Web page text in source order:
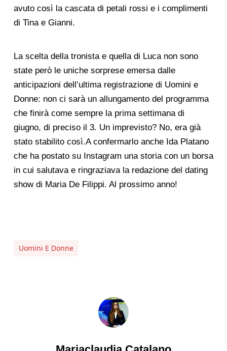
avuto così la cascata di petali rossi e i complimenti
di Tina e Gianni.
La scelta della tronista e quella di Luca non sono
state però le uniche sorprese emersa dalle
anticipazioni dell’ultima registrazione di Uomini e
Donne: non ci sarà un allungamento del programma
che finirà come sempre la prima settimana di
giugno, di preciso il 3. Un imprevisto? No, era già
stato stabilito così.A confermarlo anche Ida Platano
che ha postato su Instagram una storia con un borsa
in cui salutava e ringraziava la redazione del dating
show di Maria De Filippi. Al prossimo anno!
Uomini E Donne